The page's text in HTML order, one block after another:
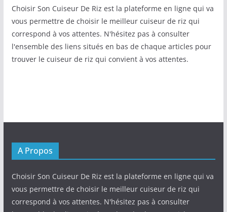
Choisir Son Cuiseur De Riz est la plateforme en ligne qui va
vous permettre de choisir le meilleur cuiseur de riz qui
correspond à vos attentes. N'hésitez pas à consulter
l'ensemble des liens situés en bas de chaque articles pour
trouver le cuiseur de riz qui convient à vos attentes.
A Propos
Choisir Son Cuiseur De Riz est la plateforme en ligne qui va
vous permettre de choisir le meilleur cuiseur de riz qui
correspond à vos attentes. N'hésitez pas à consulter